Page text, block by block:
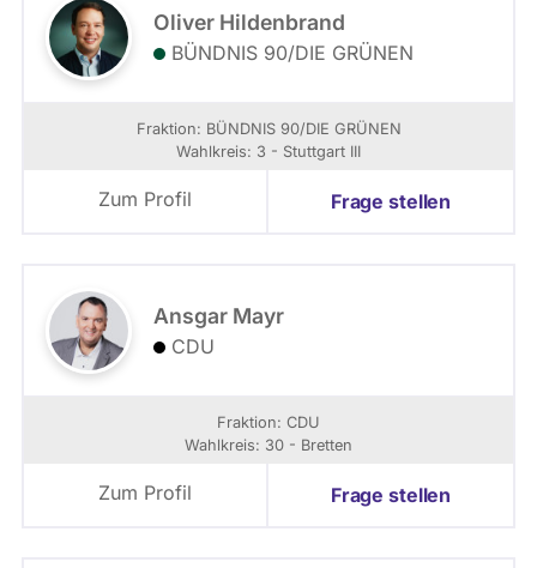
Oliver Hildenbrand
BÜNDNIS 90/­DIE GRÜNEN
Fraktion: BÜNDNIS 90/­DIE GRÜNEN
Wahlkreis: 3 - Stuttgart III
Zum Profil Frage stellen
Ansgar Mayr
CDU
Fraktion: CDU
Wahlkreis: 30 - Bretten
Zum Profil Frage stellen